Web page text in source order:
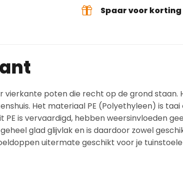
Spaar voor
poten die recht op de grond staan.
Het materiaal PE (Polyethyleen) is taai
is vervaardigd, hebben weersinvloeden
glad glijvlak en is daardoor zowel
uitermate geschikt voor je